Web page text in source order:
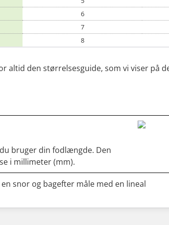
6
7
8
altid den størrelsesguide, som vi viser på
bruger din fodlængde. Den
i millimeter (mm).
snor og bagefter måle med en lineal